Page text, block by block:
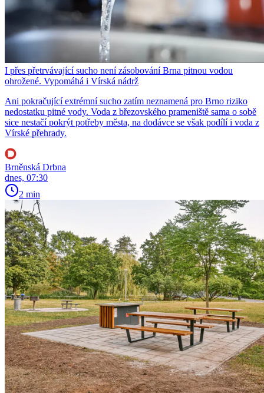
I přes přetrvávající sucho není zásobování Brna pitnou vodou
ohrožené. Vypomáhá i Vírská nádrž
Ani pokračující extrémní sucho zatím neznamená pro Brno riziko
nedostatku pitné vody. Voda z březovského prameniště sama o sobě
sice nestačí pokrýt potřeby města, na dodávce se však podílí i voda z
Vírské přehrady.
Brněnská Drbna
dnes, 07:30
2 min